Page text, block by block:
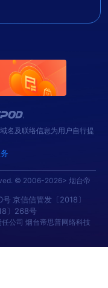
名及联络信息为用户自行提
© 2006-2026> 烟台帝
号 京信信管发〔2018〕
〕268号
公司 烟台帝思普网络科技